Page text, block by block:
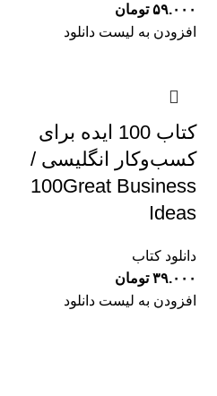
۵۹.۰۰۰ تومان
افزودن به لیست دانلود
کتاب 100 ایده برای
کسب‌وکار انگلیسی /
100Great Business
Ideas
دانلود کتاب
۳۹.۰۰۰ تومان
افزودن به لیست دانلود